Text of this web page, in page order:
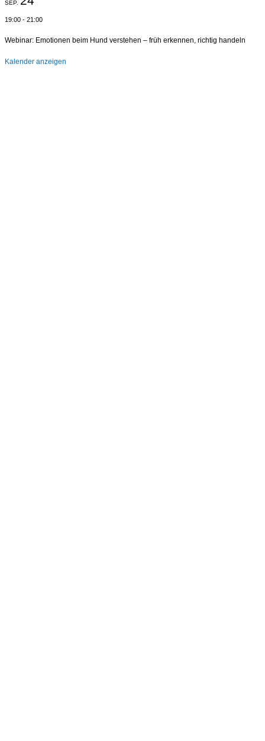
SEP.
19:00 - 21:00
Webinar: Emotionen beim Hund verstehen – früh erkennen, richtig handeln
Kalender anzeigen